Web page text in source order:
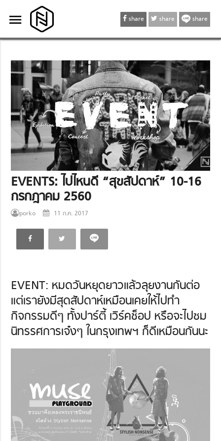
menu
menu share share share
EVENTS: ไปไหนดี “สุขสัปดาห์” 10-16
กรกฎาคม 2560
porko 11 ก.ค. 2017
EVENT: หมดวันหยุดยาวแล้วลุยงานกันต่อ
แต่เรายังมีสุดสัปดาห์เหมือนเคยให้ไปทำ
กิจกรรมดีๆ ทั้งปาร์ตี้ เวิร์คช็อป หรือจะไปชม
นิทรรศการเจ๋งๆ ในกรุงเทพฯ ก็ดีเหมือนกันนะ